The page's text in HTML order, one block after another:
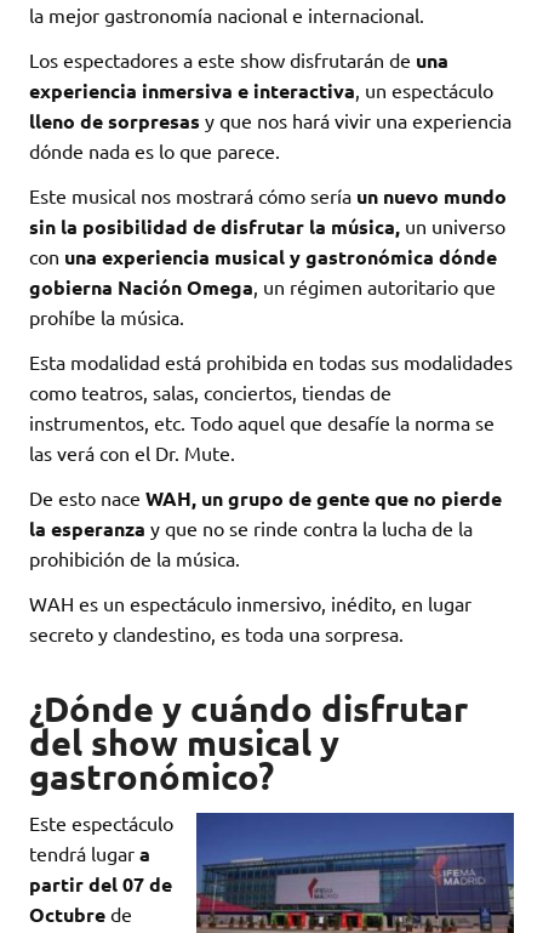
la mejor gastronomía nacional e internacional.
Los espectadores a este show disfrutarán de una
experiencia inmersiva e interactiva, un espectáculo
lleno de sorpresas y que nos hará vivir una experiencia
dónde nada es lo que parece.
Este musical nos mostrará cómo sería un nuevo mundo
sin la posibilidad de disfrutar la música, un universo
con una experiencia musical y gastronómica dónde
gobierna Nación Omega, un régimen autoritario que
prohíbe la música.
Esta modalidad está prohibida en todas sus modalidades
como teatros, salas, conciertos, tiendas de
instrumentos, etc. Todo aquel que desafíe la norma se
las verá con el Dr. Mute.
De esto nace WAH, un grupo de gente que no pierde
la esperanza y que no se rinde contra la lucha de la
prohibición de la música.
WAH es un espectáculo inmersivo, inédito, en lugar
secreto y clandestino, es toda una sorpresa.
¿Dónde y cuándo disfrutar
del show musical y
gastronómico?
Este espectáculo
tendrá lugar a
partir del 07 de
Octubre de